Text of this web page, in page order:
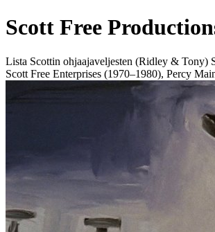
Scott Free
Lista Scottin ohjaajaveljesten (Ridley & Tony)
Scott Free Enterprises (1970–1980), Percy